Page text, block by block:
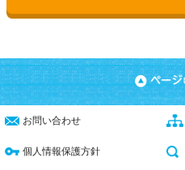
お問い合わせ
個人情報保護方針